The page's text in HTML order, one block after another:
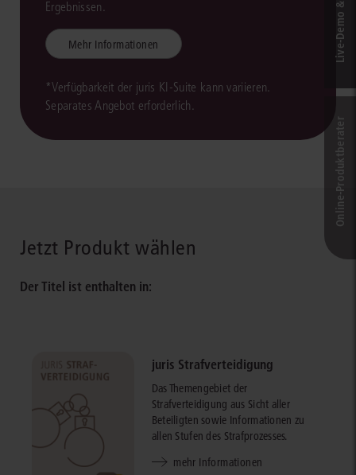
Ergebnissen.
Mehr Informationen
*Verfügbarkeit der juris KI-Suite kann variieren.
Separates Angebot erforderlich.
Jetzt Produkt wählen
Der Titel ist enthalten in:
juris Strafverteidigung
Das Themengebiet der
Strafverteidigung aus Sicht aller
Beteiligten sowie Informationen zu
allen Stufen des Strafprozesses.
mehr Informationen
Online-Produkt­berater